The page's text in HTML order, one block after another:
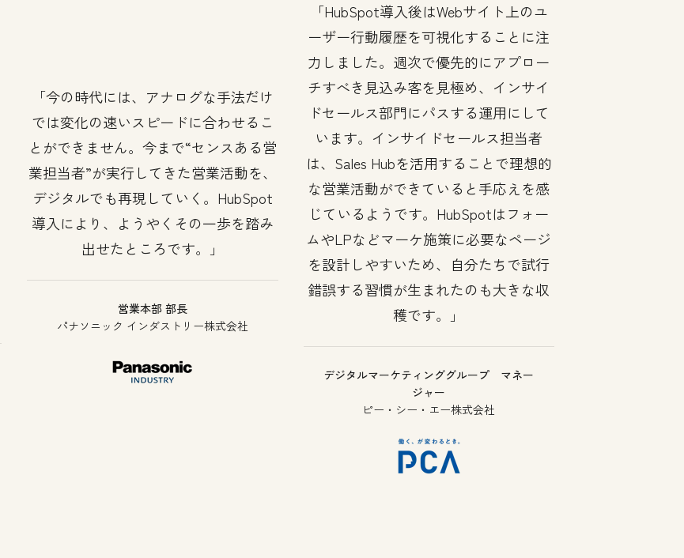
今の時代には、アナログな手法だけ
では変化の速いスピードに合わせるこ
とができません。今まで“センスある営
業担当者”が実行してきた営業活動を、
デジタルでも再現していく。HubSpot
導入により、ようやくその一歩を踏み
出せたところです。
営業本部 部長
パナソニック インダストリー株式会社
HubSpot導入後はWebサイト上のユ
ーザー行動履歴を可視化することに注
力しました。週次で優先的にアプロー
チすべき見込み客を見極め、インサイ
ドセールス部門にパスする運用にして
います。インサイドセールス担当者
は、Sales Hubを活用することで理想的
な営業活動ができていると手応えを感
じているようです。HubSpotはフォー
ムやLPなどマーケ施策に必要なページ
を設計しやすいため、自分たちで試行
錯誤する習慣が生まれたのも大きな収
穫です。
デジタルマーケティンググループ マネー
ジャー
ピー・シー・エー株式会社